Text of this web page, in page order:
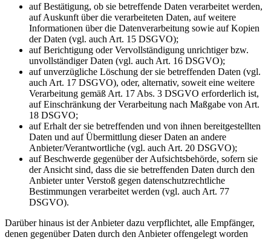
auf Bestätigung, ob sie betreffende Daten verarbeitet werden,
auf Auskunft über die verarbeiteten Daten, auf weitere
Informationen über die Datenverarbeitung sowie auf Kopien
der Daten (vgl. auch Art. 15 DSGVO);
auf Berichtigung oder Vervollständigung unrichtiger bzw.
unvollständiger Daten (vgl. auch Art. 16 DSGVO);
auf unverzügliche Löschung der sie betreffenden Daten (vgl.
auch Art. 17 DSGVO), oder, alternativ, soweit eine weitere
Verarbeitung gemäß Art. 17 Abs. 3 DSGVO erforderlich ist,
auf Einschränkung der Verarbeitung nach Maßgabe von Art.
18 DSGVO;
auf Erhalt der sie betreffenden und von ihnen bereitgestellten
Daten und auf Übermittlung dieser Daten an andere
Anbieter/Verantwortliche (vgl. auch Art. 20 DSGVO);
auf Beschwerde gegenüber der Aufsichtsbehörde, sofern sie
der Ansicht sind, dass die sie betreffenden Daten durch den
Anbieter unter Verstoß gegen datenschutzrechtliche
Bestimmungen verarbeitet werden (vgl. auch Art. 77
DSGVO).
Darüber hinaus ist der Anbieter dazu verpflichtet, alle Empfänger,
denen gegenüber Daten durch den Anbieter offengelegt worden